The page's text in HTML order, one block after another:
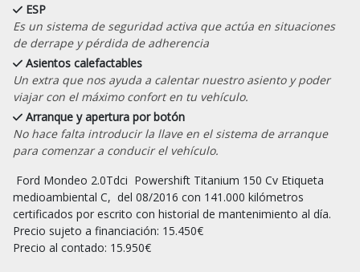
ESP
Es un sistema de seguridad activa que actúa en situaciones
de derrape y pérdida de adherencia
Asientos calefactables
Un extra que nos ayuda a calentar nuestro asiento y poder
viajar con el máximo confort en tu vehículo.
Arranque y apertura por botón
No hace falta introducir la llave en el sistema de arranque
para comenzar a conducir el vehículo.
medioambiental C,  del 08/2016 con 141.000 kilómetros
certificados por escrito con historial de mantenimiento al día.
Precio sujeto a financiación: 15.450€
Precio al contado: 15.950€